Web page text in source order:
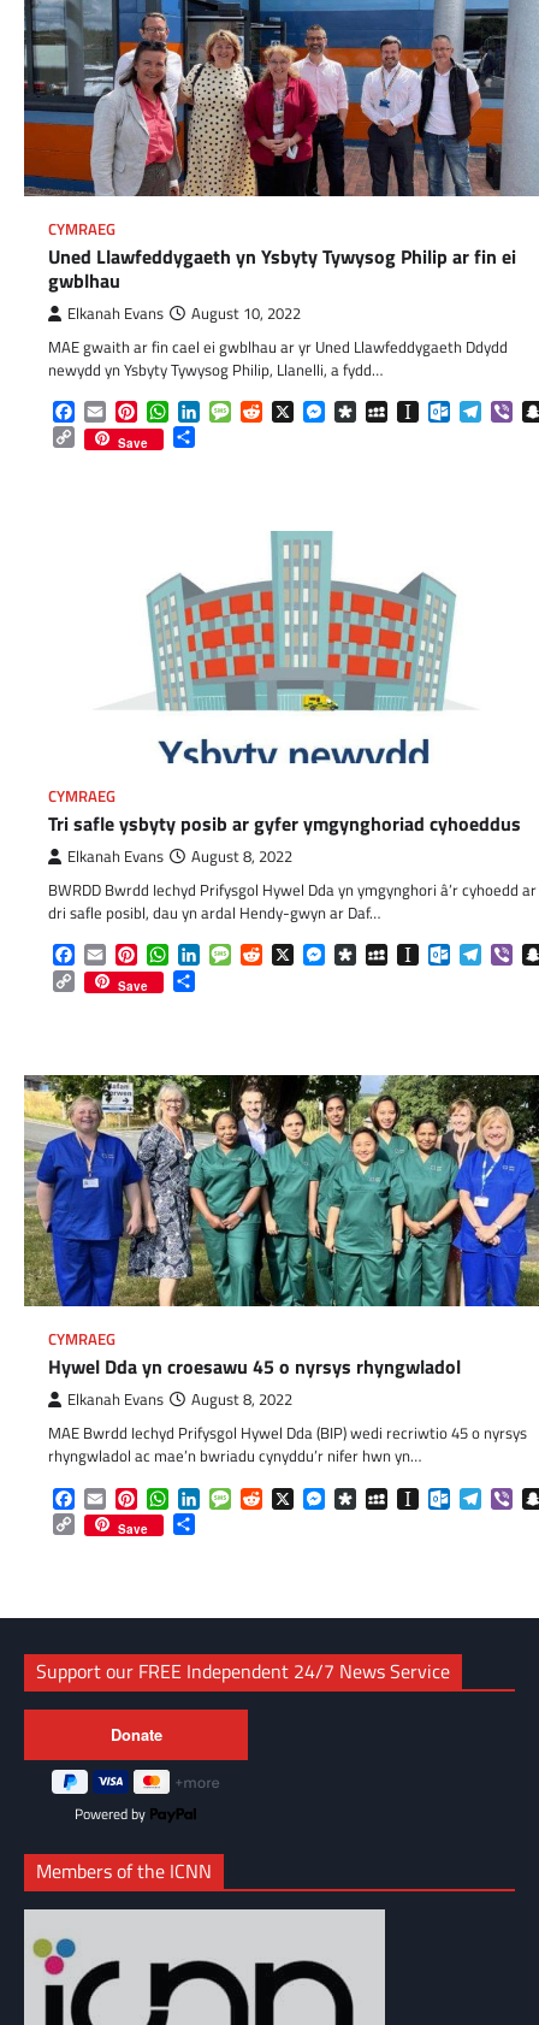
CYMRAEG
Uned Llawfeddygaeth yn Ysbyty Tywysog Philip ar fin ei
gwblhau
Elkanah Evans August 10, 2022
MAE gwaith ar fin cael ei gwblhau ar yr Uned Llawfeddygaeth Ddydd
newydd yn Ysbyty Tywysog Philip, Llanelli, a fydd…
Facebook
EmailPinterestWhatsApp
LinkedInMessageReddit
X Messenger
DiasporaMySpaceInstapaper
Copy
Link
Save
CYMRAEG
Tri safle ysbyty posib ar gyfer ymgynghoriad cyhoeddus
Elkanah Evans August 8, 2022
BWRDD Bwrdd Iechyd Prifysgol Hywel Dda yn ymgynghori â’r cyhoedd ar
dri safle posibl, dau yn ardal Hendy-gwyn ar Daf…
Facebook
EmailPinterestWhatsApp
LinkedInMessageReddit
X Messenger
DiasporaMySpaceInstapaper
Copy
Link
Save
CYMRAEG
Hywel Dda yn croesawu 45 o nyrsys rhyngwladol
Elkanah Evans August 8, 2022
MAE Bwrdd Iechyd Prifysgol Hywel Dda (BIP) wedi recriwtio 45 o nyrsys
rhyngwladol ac mae’n bwriadu cynyddu’r nifer hwn yn…
Facebook
EmailPinterestWhatsApp
LinkedInMessageReddit
X Messenger
DiasporaMySpaceInstapaper
Copy
Link
Save
Support our FREE Independent 24/7 News Service
Powered by
Members of the ICNN